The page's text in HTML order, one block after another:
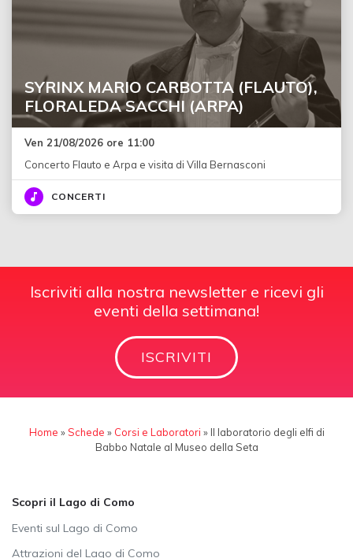
SYRINX MARIO CARBOTTA (FLAUTO),
FLORALEDA SACCHI (ARPA)
Ven 21/08/2026 ore 11:00
Concerto Flauto e Arpa e visita di Villa Bernasconi
CONCERTI
Iscriviti alla nostra newsletter e ricevi gli
eventi della settimana!
ISCRIVITI
Home »Schede » Corsi e Laboratori » Il laboratorio degli elfi di
Babbo Natale al Museo della Seta
Scopri il Lago di Como
Eventi sul Lago di Como
Attrazioni del Lago di Como